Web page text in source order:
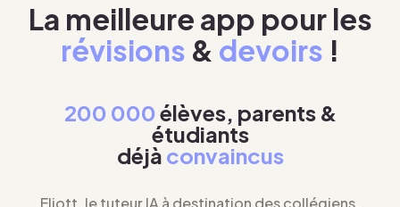
La meilleure app pour les
révisions & devoirs !
200 000élèves, parents &
étudiants
déjà convaincus
Eliott, le tuteur IA à destination des collégiens,